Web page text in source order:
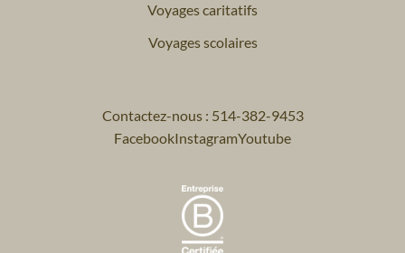
Voyages caritatifs
Voyages scolaires
Contactez-nous : 514-382-9453
FacebookInstagramYoutube